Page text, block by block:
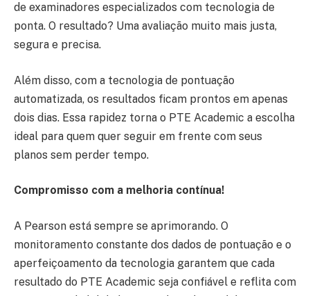
de examinadores especializados com tecnologia de
ponta. O resultado? Uma avaliação muito mais justa,
segura e precisa.
Além disso, com a tecnologia de pontuação
automatizada, os resultados ficam prontos em apenas
dois dias. Essa rapidez torna o PTE Academic a escolha
ideal para quem quer seguir em frente com seus
planos sem perder tempo.
Compromisso com a melhoria contínua!
A Pearson está sempre se aprimorando. O
monitoramento constante dos dados de pontuação e o
aperfeiçoamento da tecnologia garantem que cada
resultado do PTE Academic seja confiável e reflita com